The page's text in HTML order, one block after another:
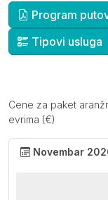
Cene za paket
evrima (€)
Novembar
Dopunske
Program
Tipovi usluga